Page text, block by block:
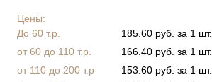
Цены:
До 60 т.р.
185.60 руб. за 1 шт.
от 60 до 110 т.р.
166.40 руб. за 1 шт.
от 110 до 200 т.р
153.60 руб. за 1 шт.